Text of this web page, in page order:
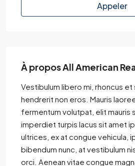
Appeler
À propos All American
Vestibulum libero mi, rhoncus et
hendrerit non eros. Mauris
fermentum volutpat, elit mauris
imperdiet turpis lacus sit amet
ultrices, ex at congue vehicula,
bibendum nunc, at vestibulum
orci. Aenean vitae congue